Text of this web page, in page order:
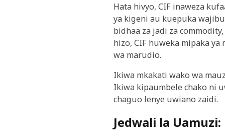
Hata hivyo, CIF inaweza
ya kigeni au kuepuka
bidhaa za jadi za
hizo, CIF huweka mipaka
wa marudio.
Ikiwa mkakati wako wa
Ikiwa kipaumbele chako ni
chaguo lenye uwiano zaidi.
Jedwali la